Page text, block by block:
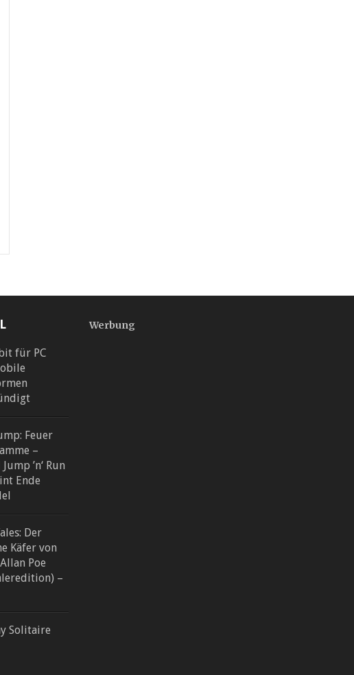
für PC
Feuer
–
’n‘ Run
Ende
Der
Käfer von
Poe
–
Solitaire
Werbung